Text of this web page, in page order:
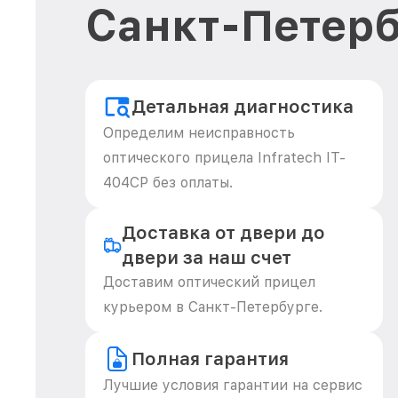
Санкт-
Детальная диагностика
Определим неисправность
оптического прицела Infratech IT-
404CP без оплаты.
Доставка от двери до
двери за наш счет
Доставим оптический прицел
курьером в Санкт-Петербурге.
Полная гарантия
Лучшие условия гарантии на сервис